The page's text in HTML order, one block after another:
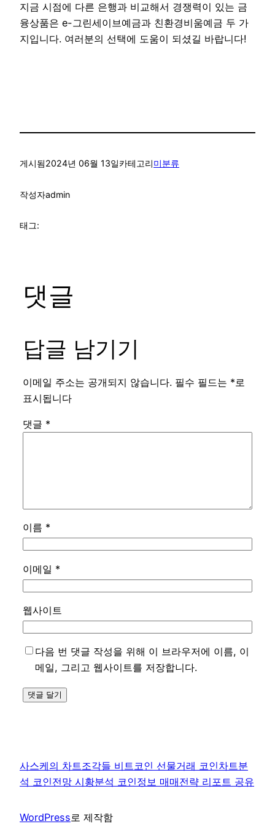
지금 시점에 다른 은행과 비교해서 경쟁력이 있는 금
융상품은 e-그린세이브예금과 친환경비움예금 두 가
지입니다. 여러분의 선택에 도움이 되셨길 바랍니다!
게시됨2024년 06월 13일카테고리미분류
작성자admin
태그:
댓글
답글 남기기
이메일 주소는 공개되지 않습니다. 필수 필드는 *로
표시됩니다
댓글 *
이름 *
이메일 *
웹사이트
다음 번 댓글 작성을 위해 이 브라우저에 이름, 이
메일, 그리고 웹사이트를 저장합니다.
사스케의 차트조각들 비트코인 선물거래 코인차트분
석 코인전망 시황분석 코인정보 매매전략 리포트 공유
WordPress로 제작함